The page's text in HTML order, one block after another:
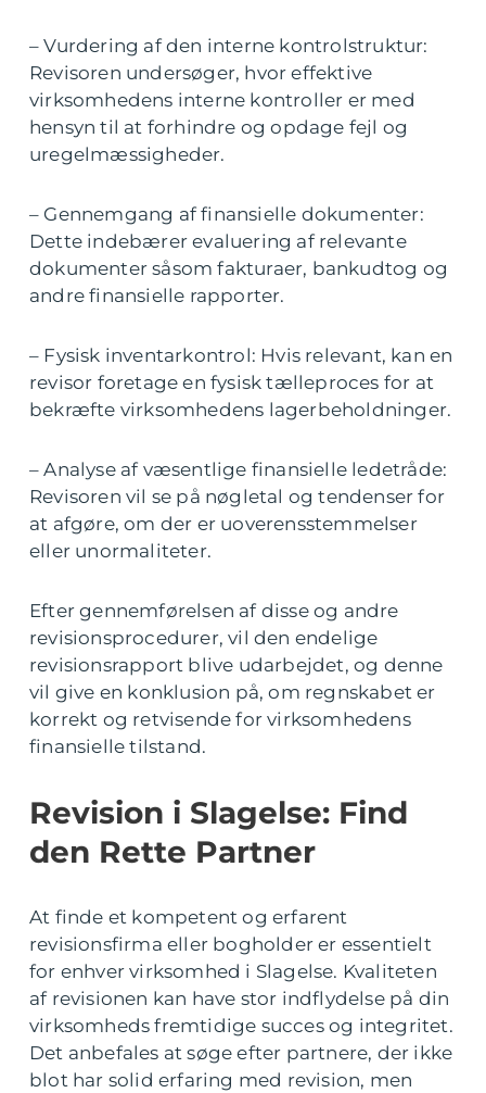
– Vurdering af den interne kontrolstruktur:
Revisoren undersøger, hvor effektive
virksomhedens interne kontroller er med
hensyn til at forhindre og opdage fejl og
uregelmæssigheder.
– Gennemgang af finansielle dokumenter:
Dette indebærer evaluering af relevante
dokumenter såsom fakturaer, bankudtog og
andre finansielle rapporter.
– Fysisk inventarkontrol: Hvis relevant, kan en
revisor foretage en fysisk tælleproces for at
bekræfte virksomhedens lagerbeholdninger.
– Analyse af væsentlige finansielle ledetråde:
Revisoren vil se på nøgletal og tendenser for
at afgøre, om der er uoverensstemmelser
eller unormaliteter.
Efter gennemførelsen af disse og andre
revisionsprocedurer, vil den endelige
revisionsrapport blive udarbejdet, og denne
vil give en konklusion på, om regnskabet er
korrekt og retvisende for virksomhedens
finansielle tilstand.
Revision i Slagelse: Find
den Rette Partner
At finde et kompetent og erfarent
revisionsfirma eller bogholder er essentielt
for enhver virksomhed i Slagelse. Kvaliteten
af revisionen kan have stor indflydelse på din
virksomheds fremtidige succes og integritet.
Det anbefales at søge efter partnere, der ikke
blot har solid erfaring med revision, men